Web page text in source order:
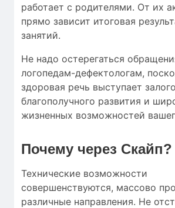
работает с родителями. От их
прямо зависит итоговая
занятий.
Не надо остерегаться
логопедам-дефектологам,
здоровая речь выступает
благополучного развития и
жизненных возможностей
Почему через Скайп?
Технические возможности
совершенствуются, массово
различные направления. Не